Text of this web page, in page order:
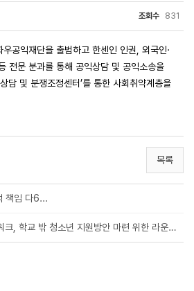
조회수 831
공익재단을 출범하고 한센인 인권, 외국인·
전문 분과를 통해 공익상담 및 공익소송을
담 및 분쟁조정센터’를 통한 사회취약계층을
목록
책임 다6...
로펌공익네크워크, 학교 밖 청소년 지원방안 마련 위한 라운드테이블 열어